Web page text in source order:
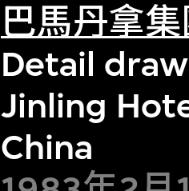
巴馬丹拿集
Detail
Jinling
China